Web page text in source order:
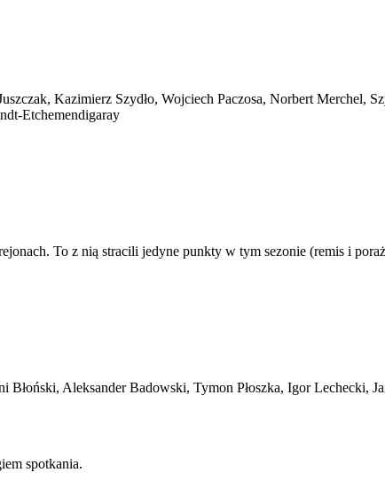
Kazimierz Szydło, Wojciech Paczosa, Norbert Merchel,
Etchemendigaray
To z nią stracili jedyne punkty w tym sezonie (remis i
Aleksander Badowski, Tymon Płoszka, Igor Lechecki,
spotkania.